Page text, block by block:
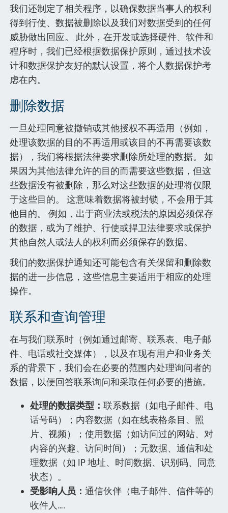
我们还制定了相关程序，以确保数据当事人的权利
得到行使、数据被删除以及我们对数据受到的任何
威胁做出回应。 此外，在开发或选择硬件、软件和
程序时，我们已经根据数据保护原则，通过技术设
计和数据保护友好的默认设置，将个人数据保护考
虑在内。
删除数据
一旦处理同意被撤销或其他授权不再适用（例如，
处理该数据的目的不再适用或该目的不再需要该数
据），我们将根据法律要求删除所处理的数据。 如
果因为其他法律允许的目的而需要这些数据，但这
些数据没有被删除，那么对这些数据的处理将仅限
于这些目的。 这意味着数据将被封锁，不会用于其
他目的。 例如，出于商业法或税法的原因必须保存
的数据，或为了维护、行使或捍卫法律要求或保护
其他自然人或法人的权利而必须保存的数据。
我们的数据保护通知还可能包含有关保留和删除数
据的进一步信息，这些信息主要适用于相应的处理
操作。
联系和查询管理
在与我们联系时（例如通过邮寄、联系表、电子邮
件、电话或社交媒体），以及在现有用户和业务关
系的背景下，我们会在必要的范围内处理询问者的
数据，以便回答联系询问和采取任何必要的措施。
处理的数据类型：联系数据（如电子邮件、电
话号码）；内容数据（如在线表格条目、照
片、视频）；使用数据（如访问过的网站、对
内容的兴趣、访问时间）；元数据、通信和处
理数据（如 IP 地址、时间数据、识别码、同意
状态）。
受影响人员：通信伙伴（电子邮件、信件等的
收件人….